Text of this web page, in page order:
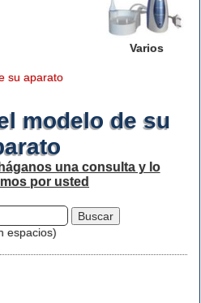
Varios
su aparato
modelo de su
una consulta y lo
por usted
espacios)